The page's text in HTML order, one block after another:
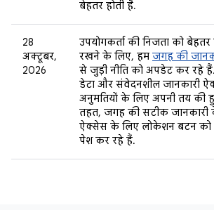
बेहतर होती है.
28
अक्टूबर,
2026
उपयोगकर्ता की निजता को बेहतर
रखने के लिए, हम जगह की
से जुड़ी नीति को अपडेट कर रहे
डेटा और संवेदनशील जानकारी
अनुमतियों के लिए अपनी तय की
तहत, जगह की सटीक
ऐक्सेस के लिए लोकेशन बटन को
पेश कर रहे हैं.